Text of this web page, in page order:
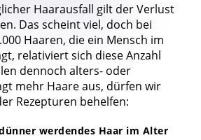
Haarausfall gilt der Verlust
Das scheint viel, doch bei
Haaren, die ein Mensch im
relativiert sich diese Anzahl
dennoch alters- oder
mehr Haare aus, dürfen wir
Rezepturen behelfen:
werdendes Haar im Alter